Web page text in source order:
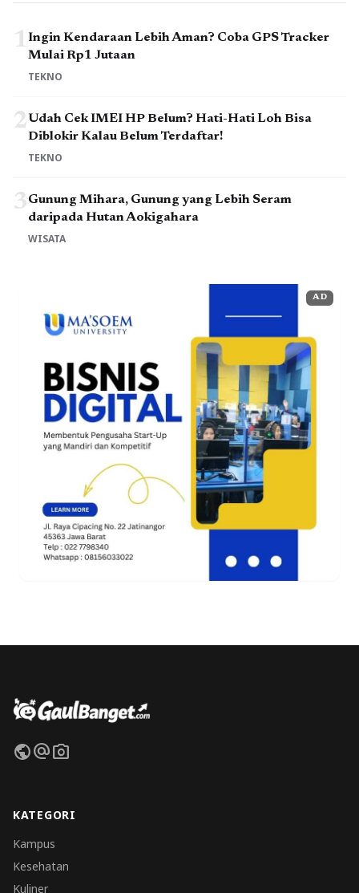
1Ingin Kendaraan Lebih Aman? Coba GPS Tracker
Mulai Rp1 Jutaan
TEKNO
2Udah Cek IMEI HP Belum? Hati-Hati Loh Bisa
Diblokir Kalau Belum Terdaftar!
TEKNO
3Gunung Mihara, Gunung yang Lebih Seram
daripada Hutan Aokigahara
WISATA
AD
publicalternate_emailphoto_camera
KATEGORI
Kampus
Kesehatan
Kuliner